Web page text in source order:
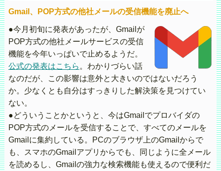
Gmail、POP方式の他社メールの受信機能を廃止へ
●今月初旬に発表があったが、Gmailが
POP方式の他社メールサービスの受信
機能を今年いっぱいで止めるようだ。
公式の発表はこちら 。わかりづらい話
なのだが、この影響は意外と大きいのではないだろう
か。少なくとも自分はすっきりした解決策を見つけてい
ない。
●どういうことかというと、今はGmailでプロバイダの
POP方式のメールを受信することで、すべてのメールを
Gmailに集約している。PCのブラウザ上のGmailからで
も、スマホのGmailアプリからでも、同じように全メール
を読めるし、Gmailの強力な検索機能も使えるので便利だ